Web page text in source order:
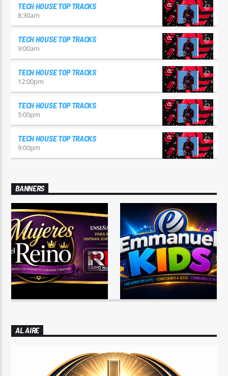
TECH HOUSE TOP TRACKS
8:30am
TECH HOUSE TOP TRACKS
9:00am
TECH HOUSE TOP TRACKS
12:00pm
TECH HOUSE TOP TRACKS
5:00pm
TECH HOUSE TOP TRACKS
9:00pm
BANNERS
AL AIRE